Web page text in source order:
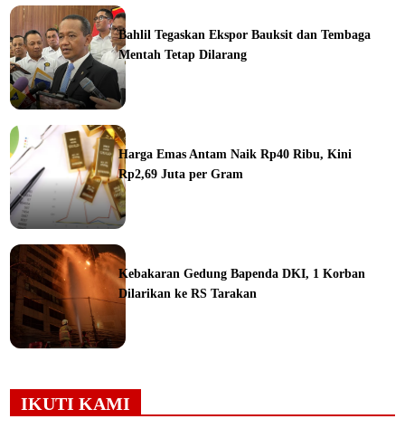
Bahlil Tegaskan Ekspor Bauksit dan Tembaga
Mentah Tetap Dilarang
Harga Emas Antam Naik Rp40 Ribu, Kini
Rp2,69 Juta per Gram
Kebakaran Gedung Bapenda DKI, 1 Korban
Dilarikan ke RS Tarakan
IKUTI KAMI